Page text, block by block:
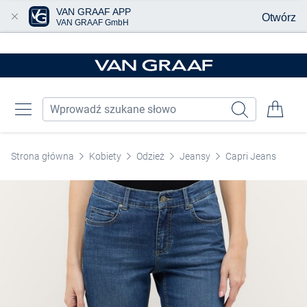
Strona główna Kobiety Odzież Jeansy Capri Jeans
VAN GRAAF APP
VAN GRAAF GmbH Otwórz